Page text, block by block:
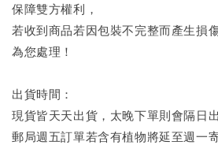
保障雙方權利，
若收到商品若因包裝不完整而產生損
為您處理！
出貨時間：
現貨皆天天出貨，太晚下單則會隔日
郵局週五訂單若含有植物將延至週一